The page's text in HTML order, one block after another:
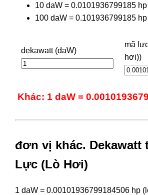
10 daW = 0.0101936799185
100 daW = 0.101936799185
dekawatt (daW)
mã
hơi))
Khác: 1 daW =
đơn vị khác. Dekawatt
Lực (Lò Hơi)
1 daW = 0.00101936799184506 hp